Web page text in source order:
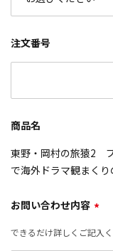
注文番号
商品名
東野・岡村の旅猿2
で海外ドラマ観まく
お問い合わせ内容 *
できるだけ詳しくご記入く